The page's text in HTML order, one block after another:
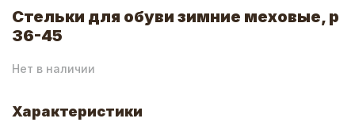
Стельки для обуви зимние меховые, р
36-45
Нет в наличии
Характеристики